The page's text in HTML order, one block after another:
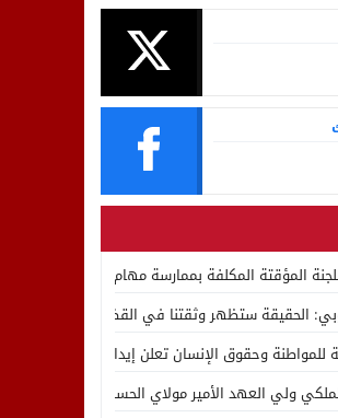
المؤقتة المكلفة بممارسة مهام المجلس الوطني
الحقيقة ستظهر وثقتنا في القضاء ثابتة
للمواطنة وحقوق الإنسان تعلن إيداع رئيسها
ولي العهد الأمير مولاي الحسن يدشن “برج